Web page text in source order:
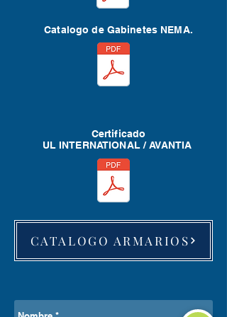
y luces de obstrucción
✅ Transporte, maniobras y montaje
en sitio
✅ Proyectos llave en mano
Capacidad: 200 m³
Catalogo de Gabinetes NEMA.
Certificado
UL INTERNATIONAL / AVANTIA
CATALOGO ARMARIOS